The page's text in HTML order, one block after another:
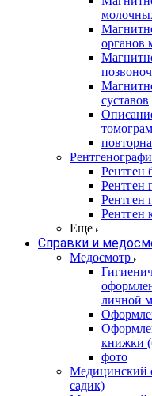
органов
суставов
Рентген
Рентген
Рентген
Рентген
Еще
Справки и
Медосмотр
личной
книжки
фото
Медицинский
садик)